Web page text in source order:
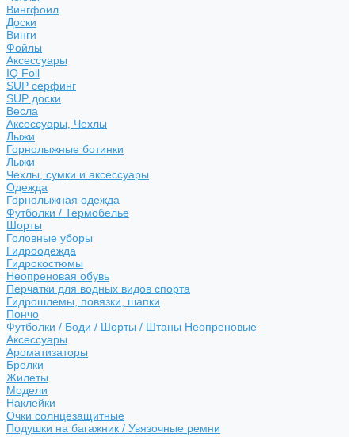
Вингфоил
Доски
Винги
Фойлы
Аксессуары
IQ Foil
SUP серфинг
SUP доски
Весла
Аксессуары, Чехлы
Лыжи
Горнолыжные ботинки
Лыжи
Чехлы, сумки и аксессуары
Одежда
Горнолыжная одежда
Футболки / Термобелье
Шорты
Головные уборы
Гидроодежда
Гидрокостюмы
Неопреновая обувь
Перчатки для водных видов спорта
Гидрошлемы, повязки, шапки
Пончо
Футболки / Боди / Шорты / Штаны Неопреновые
Аксессуары
Ароматизаторы
Брелки
Жилеты
Модели
Наклейки
Очки солнцезащитные
Подушки на багажник / Увязочные ремни